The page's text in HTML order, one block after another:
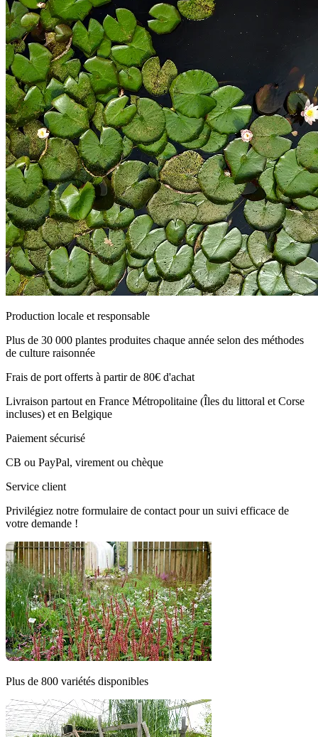
Production locale et responsable
Plus de 30 000 plantes produites chaque année selon des méthodes
de culture raisonnée
Frais de port offerts à partir de 80€ d'achat
Livraison partout en France Métropolitaine (Îles du littoral et Corse
incluses) et en Belgique
Paiement sécurisé
CB ou PayPal, virement ou chèque
Service client
Privilégiez notre formulaire de contact pour un suivi efficace de
votre demande !
Plus de 800 variétés disponibles